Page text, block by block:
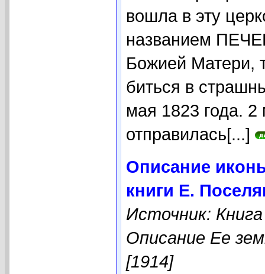
вошла в эту
названием
Божией Матери,
биться в
мая 1823 года.
отправилась[...]
Описание
книги Е.
Источник:
Описание Ее
[1914]